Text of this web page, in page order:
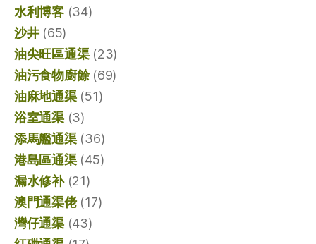
水利博客(34)
沙井(65)
油尖旺區通渠(23)
油污食物廚餘(69)
油麻地通渠(51)
浴室通渠(3)
添馬艦通渠(36)
港島區通渠(45)
漏水修补(21)
澳門通渠佬(17)
灣仔通渠(43)